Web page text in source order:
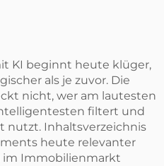
KI beginnt heute klüger,
als je zuvor. Die
nicht, wer am lautesten
filtert und
nutzt. Inhaltsverzeichnis
heute relevanter
im Immobilienmarkt